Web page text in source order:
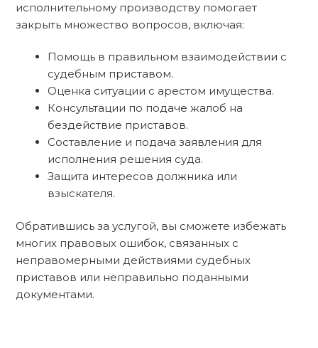
исполнительному производству помогает
закрыть множество вопросов, включая:
Помощь в правильном взаимодействии с
судебным приставом.
Оценка ситуации с арестом имущества.
Консультации по подаче жалоб на
бездействие приставов.
Составление и подача заявления для
исполнения решения суда.
Защита интересов должника или
взыскателя.
Обратившись за услугой, вы сможете избежать
многих правовых ошибок, связанных с
неправомерными действиями судебных
приставов или неправильно поданными
документами.